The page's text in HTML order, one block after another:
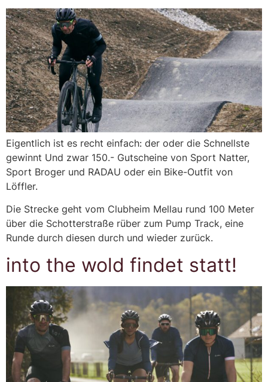
Eigentlich ist es recht einfach: der oder die Schnellste
gewinnt Und zwar 150.- Gutscheine von Sport Natter,
Sport Broger und RADAU oder ein Bike-Outfit von
Löffler.
Die Strecke geht vom Clubheim Mellau rund 100 Meter
über die Schotterstraße rüber zum Pump Track, eine
Runde durch diesen durch und wieder zurück.
into the wold findet statt!